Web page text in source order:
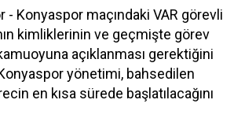
- Konyaspor maçındaki VAR görevli
kimliklerinin ve geçmişte görev
açıklanması gerektiğini
yönetimi, bahsedilen
en kısa sürede başlatılacağını